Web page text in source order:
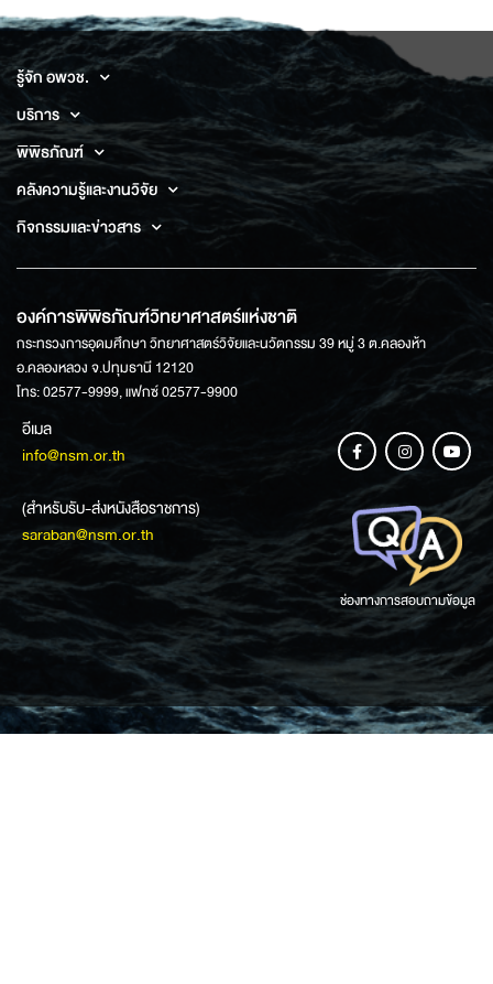
รู้จัก อพวช.
บริการ
พิพิธภัณฑ์
คลังความรู้และงานวิจัย
กิจกรรมและข่าวสาร
องค์การพิพิธภัณฑ์วิทยาศาสตร์แห่งชาติ
กระทรวงการอุดมศึกษา วิทยาศาสตร์วิจัยและนวัตกรรม 39 หมู่ 3 ต.คลองห้า
อ.คลองหลวง จ.ปทุมธานี 12120
โทร: 02577-9999, แฟกซ์ 02577-9900
อีเมล
info@nsm.or.th
(สำหรับรับ-ส่งหนังสือราชการ)
saraban@nsm.or.th
ช่องทางการสอบถามข้อมูล